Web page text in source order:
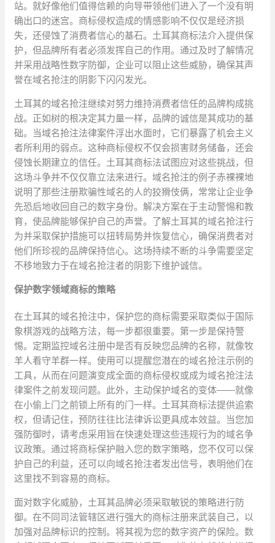
站。就好像他们值得信赖的向导带领他们进入了一个没有明
确出口的迷宫。商标侵权造成的情感影响不仅仅是经济损
失，还侵蚀了消费者信心的基石。土耳其商标法介入提供保
护，但品牌所有者必须发挥自己的作用。通过及时了解情况
并采用战略性数字防御，企业可以阻止这些威胁，确保其声
誉在域名抢注的阴影下闪闪发光。
土耳其的域名抢注继续对努力维持消费者信任的品牌构成挑
战。正如树的根决定其力量一样，品牌的诚信是其成功的基
础。当域名抢注法律案件浮出水面时，它们暴露了机会主义
者所利用的弱点。这种商标侵权不仅会损害财务储备，还会
侵蚀长期建立的信任。土耳其商标法试图应对这些挑战，但
这场斗争并不仅仅靠立法来进行。域名抢注的例子赤裸裸地
说明了那些注册欺骗性域名的人的狡猾伎俩，常常让企业争
先恐后地收回自己的数字身份。解决方案在于主动警惕和教
育，使品牌能够保护自己的声誉。了解土耳其的域名抢注行
为并采取保护措施可以扭转局势并恢复信心，确保消费者对
他们所珍视的品牌保持信心。这场持续不断的斗争需要坚定
不移地致力于在域名抢注者的阴影下维护诚信。
保护数字领域商标的策略
在土耳其的域名抢注中，保护您的商标需要采取类似于国际
象棋游戏的战略方法，每一步都很重要。第一步是保持警
惕。定期监控域名注册中是否有反映您品牌的名称，就像牧
羊人看守羊群一样。使用可以提醒您潜在的域名抢注示例的
工具，从而在问题演变成全面的商标侵权或成为域名抢注法
律案件之前发现问题。此外，主动保护域名的变体——就像
在小偷上门之前锁上所有的门一样。土耳其商标法提供追索
权，但请记住，预防往往比法律诉讼更具成本效益。当您加
强防御时，请考虑采用旨在快速处理这些违规行为的域名争
议政策。通过将商标保护融入您的数字策略，您不仅可以保
护自己的利益，还可以向域名抢注者发出信号，表明他们在
这里找不到容易的商标。
面对数字化威胁，土耳其品牌必须采取敏锐的策略进行防
御。在不同司法管辖区进行强大的商标注册来武装自己，以
加强对品牌标识的控制。将其视为您的数字资产的保险。数